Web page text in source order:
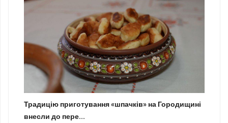
Традицію приготування «шпачків» на Городищині
внесли до пере...